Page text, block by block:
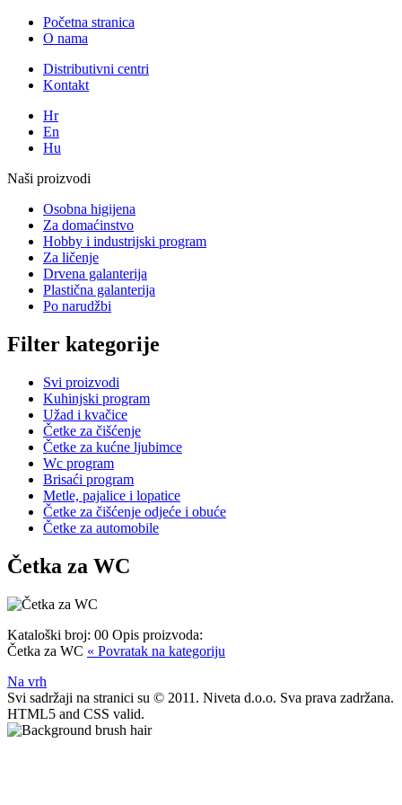
Početna stranica
O nama
Distributivni centri
Kontakt
Hr
En
Hu
Naši proizvodi
Osobna higijena
Za domaćinstvo
Hobby i industrijski program
Za ličenje
Drvena galanterija
Plastična galanterija
Po narudžbi
Filter kategorije
Svi proizvodi
Kuhinjski program
Užad i kvačice
Četke za čišćenje
Četke za kućne ljubimce
Wc program
Brisaći program
Metle, pajalice i lopatice
Četke za čišćenje odjeće i obuće
Četke za automobile
Četka za WC
Kataloški broj: 00 Opis proizvoda:
Četka za WC « Povratak na kategoriju
Na vrh
Svi sadržaji na stranici su © 2011. Niveta d.o.o. Sva prava zadržana.
HTML5 and CSS valid.